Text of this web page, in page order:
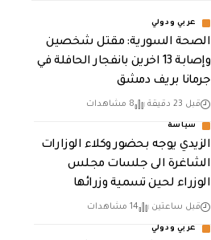
عربي ودولي
الصحة السورية: مقتل شخصين
وإصابة 13 اخرين بانفجار الحافلة في
جرمانا بريف دمشق
قبل 23 دقيقة 8 مشاهدات
سياسة
الزيدي يوجه بحضور وكلاء الوزارات
الشاغرة الى جلسات مجلس
الوزراء لحين تسمية وزرائها
قبل ساعتين 14 مشاهدات
عربي ودولي